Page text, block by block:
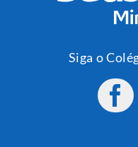
Siga o